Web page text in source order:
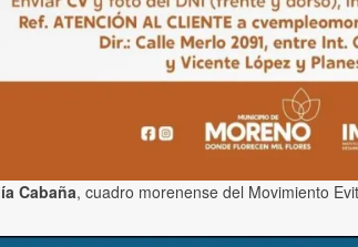
Cabaña, cuadro morenense del Movimiento